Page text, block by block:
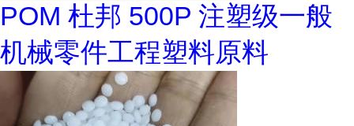
POM 杜邦 500P 注塑级一般
机械零件工程塑料原料